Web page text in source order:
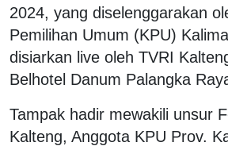
2024, yang diselenggarakan
Pemilihan Umum (KPU)
disiarkan live oleh TVRI
Belhotel Danum Palangka
Tampak hadir mewakili unsur
Kalteng, Anggota KPU Prov.